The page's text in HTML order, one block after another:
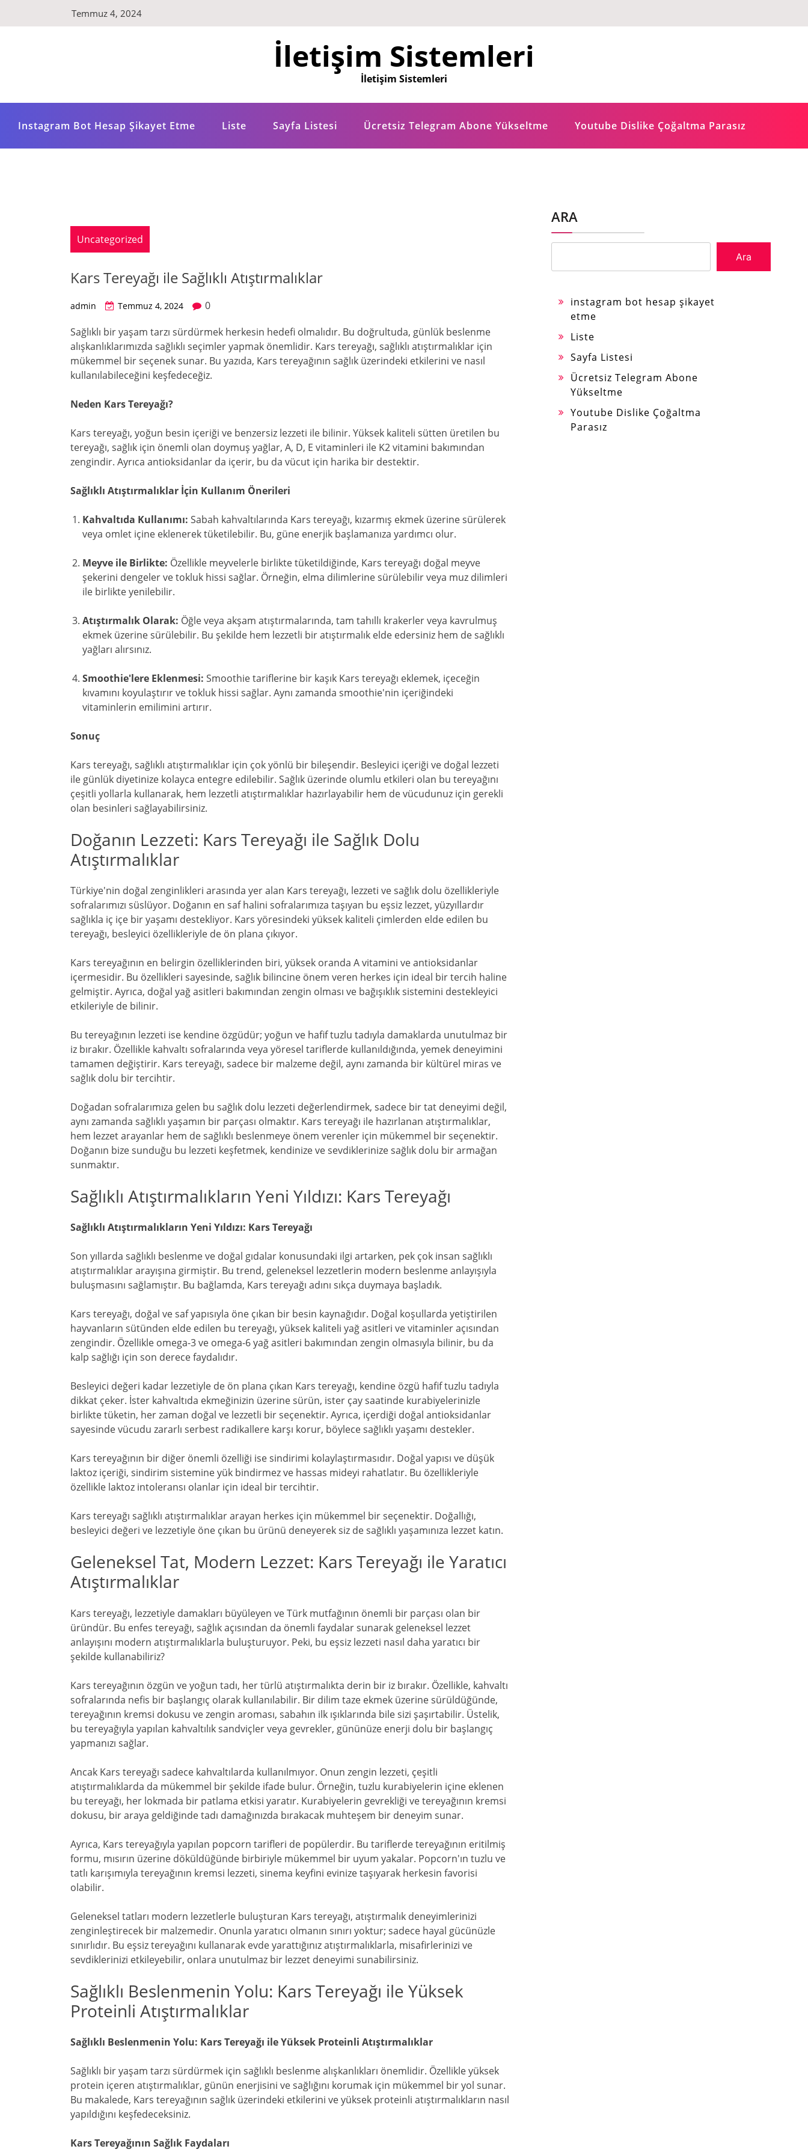
Temmuz 4, 2024
İletişim Sistemleri
İletişim Sistemleri
Instagram Bot Hesap Şikayet Etme Liste Sayfa Listesi Ücretsiz Telegram Abone Yükseltme Youtube Dislike Çoğaltma Parasız
Uncategorized
Kars Tereyağı ile Sağlıklı Atıştırmalıklar
admin Temmuz 4, 2024
0
Sağlıklı bir yaşam tarzı sürdürmek herkesin hedefi olmalıdır. Bu doğrultuda, günlük beslenme
alışkanlıklarımızda sağlıklı seçimler yapmak önemlidir. Kars tereyağı, sağlıklı atıştırmalıklar için
mükemmel bir seçenek sunar. Bu yazıda, Kars tereyağının sağlık üzerindeki etkilerini ve nasıl
kullanılabileceğini keşfedeceğiz.
Neden Kars Tereyağı?
Kars tereyağı, yoğun besin içeriği ve benzersiz lezzeti ile bilinir. Yüksek kaliteli sütten üretilen bu
tereyağı, sağlık için önemli olan doymuş yağlar, A, D, E vitaminleri ile K2 vitamini bakımından
zengindir. Ayrıca antioksidanlar da içerir, bu da vücut için harika bir destektir.
Sağlıklı Atıştırmalıklar İçin Kullanım Önerileri
Kahvaltıda Kullanımı: Sabah kahvaltılarında Kars tereyağı, kızarmış ekmek üzerine sürülerek
veya omlet içine eklenerek tüketilebilir. Bu, güne enerjik başlamanıza yardımcı olur.
Meyve ile Birlikte: Özellikle meyvelerle birlikte tüketildiğinde, Kars tereyağı doğal meyve
şekerini dengeler ve tokluk hissi sağlar. Örneğin, elma dilimlerine sürülebilir veya muz dilimleri
ile birlikte yenilebilir.
Atıştırmalık Olarak: Öğle veya akşam atıştırmalarında, tam tahıllı krakerler veya kavrulmuş
ekmek üzerine sürülebilir. Bu şekilde hem lezzetli bir atıştırmalık elde edersiniz hem de sağlıklı
yağları alırsınız.
Smoothie'lere Eklenmesi: Smoothie tariflerine bir kaşık Kars tereyağı eklemek, içeceğin
kıvamını koyulaştırır ve tokluk hissi sağlar. Aynı zamanda smoothie'nin içeriğindeki
vitaminlerin emilimini artırır.
Sonuç
Kars tereyağı, sağlıklı atıştırmalıklar için çok yönlü bir bileşendir. Besleyici içeriği ve doğal lezzeti
ile günlük diyetinize kolayca entegre edilebilir. Sağlık üzerinde olumlu etkileri olan bu tereyağını
çeşitli yollarla kullanarak, hem lezzetli atıştırmalıklar hazırlayabilir hem de vücudunuz için gerekli
olan besinleri sağlayabilirsiniz.
Doğanın Lezzeti: Kars Tereyağı ile Sağlık Dolu
Atıştırmalıklar
Türkiye'nin doğal zenginlikleri arasında yer alan Kars tereyağı, lezzeti ve sağlık dolu özellikleriyle
sofralarımızı süslüyor. Doğanın en saf halini sofralarımıza taşıyan bu eşsiz lezzet, yüzyıllardır
sağlıkla iç içe bir yaşamı destekliyor. Kars yöresindeki yüksek kaliteli çimlerden elde edilen bu
tereyağı, besleyici özellikleriyle de ön plana çıkıyor.
Kars tereyağının en belirgin özelliklerinden biri, yüksek oranda A vitamini ve antioksidanlar
içermesidir. Bu özellikleri sayesinde, sağlık bilincine önem veren herkes için ideal bir tercih haline
gelmiştir. Ayrıca, doğal yağ asitleri bakımından zengin olması ve bağışıklık sistemini destekleyici
etkileriyle de bilinir.
Bu tereyağının lezzeti ise kendine özgüdür; yoğun ve hafif tuzlu tadıyla damaklarda unutulmaz bir
iz bırakır. Özellikle kahvaltı sofralarında veya yöresel tariflerde kullanıldığında, yemek deneyimini
tamamen değiştirir. Kars tereyağı, sadece bir malzeme değil, aynı zamanda bir kültürel miras ve
sağlık dolu bir tercihtir.
Doğadan sofralarımıza gelen bu sağlık dolu lezzeti değerlendirmek, sadece bir tat deneyimi değil,
aynı zamanda sağlıklı yaşamın bir parçası olmaktır. Kars tereyağı ile hazırlanan atıştırmalıklar,
hem lezzet arayanlar hem de sağlıklı beslenmeye önem verenler için mükemmel bir seçenektir.
Doğanın bize sunduğu bu lezzeti keşfetmek, kendinize ve sevdiklerinize sağlık dolu bir armağan
sunmaktır.
Sağlıklı Atıştırmalıkların Yeni Yıldızı: Kars Tereyağı
Sağlıklı Atıştırmalıkların Yeni Yıldızı: Kars Tereyağı
Son yıllarda sağlıklı beslenme ve doğal gıdalar konusundaki ilgi artarken, pek çok insan sağlıklı
atıştırmalıklar arayışına girmiştir. Bu trend, geleneksel lezzetlerin modern beslenme anlayışıyla
buluşmasını sağlamıştır. Bu bağlamda, Kars tereyağı adını sıkça duymaya başladık.
Kars tereyağı, doğal ve saf yapısıyla öne çıkan bir besin kaynağıdır. Doğal koşullarda yetiştirilen
hayvanların sütünden elde edilen bu tereyağı, yüksek kaliteli yağ asitleri ve vitaminler açısından
zengindir. Özellikle omega-3 ve omega-6 yağ asitleri bakımından zengin olmasıyla bilinir, bu da
kalp sağlığı için son derece faydalıdır.
Besleyici değeri kadar lezzetiyle de ön plana çıkan Kars tereyağı, kendine özgü hafif tuzlu tadıyla
dikkat çeker. İster kahvaltıda ekmeğinizin üzerine sürün, ister çay saatinde kurabiyelerinizle
birlikte tüketin, her zaman doğal ve lezzetli bir seçenektir. Ayrıca, içerdiği doğal antioksidanlar
sayesinde vücudu zararlı serbest radikallere karşı korur, böylece sağlıklı yaşamı destekler.
Kars tereyağının bir diğer önemli özelliği ise sindirimi kolaylaştırmasıdır. Doğal yapısı ve düşük
laktoz içeriği, sindirim sistemine yük bindirmez ve hassas mideyi rahatlatır. Bu özellikleriyle
özellikle laktoz intoleransı olanlar için ideal bir tercihtir.
Kars tereyağı sağlıklı atıştırmalıklar arayan herkes için mükemmel bir seçenektir. Doğallığı,
besleyici değeri ve lezzetiyle öne çıkan bu ürünü deneyerek siz de sağlıklı yaşamınıza lezzet katın.
Geleneksel Tat, Modern Lezzet: Kars Tereyağı ile Yaratıcı
Atıştırmalıklar
Kars tereyağı, lezzetiyle damakları büyüleyen ve Türk mutfağının önemli bir parçası olan bir
üründür. Bu enfes tereyağı, sağlık açısından da önemli faydalar sunarak geleneksel lezzet
anlayışını modern atıştırmalıklarla buluşturuyor. Peki, bu eşsiz lezzeti nasıl daha yaratıcı bir
şekilde kullanabiliriz?
Kars tereyağının özgün ve yoğun tadı, her türlü atıştırmalıkta derin bir iz bırakır. Özellikle, kahvaltı
sofralarında nefis bir başlangıç olarak kullanılabilir. Bir dilim taze ekmek üzerine sürüldüğünde,
tereyağının kremsi dokusu ve zengin aroması, sabahın ilk ışıklarında bile sizi şaşırtabilir. Üstelik,
bu tereyağıyla yapılan kahvaltılık sandviçler veya gevrekler, gününüze enerji dolu bir başlangıç
yapmanızı sağlar.
Ancak Kars tereyağı sadece kahvaltılarda kullanılmıyor. Onun zengin lezzeti, çeşitli
atıştırmalıklarda da mükemmel bir şekilde ifade bulur. Örneğin, tuzlu kurabiyelerin içine eklenen
bu tereyağı, her lokmada bir patlama etkisi yaratır. Kurabiyelerin gevrekliği ve tereyağının kremsi
dokusu, bir araya geldiğinde tadı damağınızda bırakacak muhteşem bir deneyim sunar.
Ayrıca, Kars tereyağıyla yapılan popcorn tarifleri de popülerdir. Bu tariflerde tereyağının eritilmiş
formu, mısırın üzerine döküldüğünde birbiriyle mükemmel bir uyum yakalar. Popcorn'ın tuzlu ve
tatlı karışımıyla tereyağının kremsi lezzeti, sinema keyfini evinize taşıyarak herkesin favorisi
olabilir.
Geleneksel tatları modern lezzetlerle buluşturan Kars tereyağı, atıştırmalık deneyimlerinizi
zenginleştirecek bir malzemedir. Onunla yaratıcı olmanın sınırı yoktur; sadece hayal gücünüzle
sınırlıdır. Bu eşsiz tereyağını kullanarak evde yarattığınız atıştırmalıklarla, misafirlerinizi ve
sevdiklerinizi etkileyebilir, onlara unutulmaz bir lezzet deneyimi sunabilirsiniz.
Sağlıklı Beslenmenin Yolu: Kars Tereyağı ile Yüksek
Proteinli Atıştırmalıklar
Sağlıklı Beslenmenin Yolu: Kars Tereyağı ile Yüksek Proteinli Atıştırmalıklar
Sağlıklı bir yaşam tarzı sürdürmek için sağlıklı beslenme alışkanlıkları önemlidir. Özellikle yüksek
protein içeren atıştırmalıklar, günün enerjisini ve sağlığını korumak için mükemmel bir yol sunar.
Bu makalede, Kars tereyağının sağlık üzerindeki etkilerini ve yüksek proteinli atıştırmalıkların nasıl
yapıldığını keşfedeceksiniz.
Kars Tereyağının Sağlık Faydaları
ARA
Ara
instagram bot hesap şikayet
etme
Liste
Sayfa Listesi
Ücretsiz Telegram Abone
Yükseltme
Youtube Dislike Çoğaltma
Parasız